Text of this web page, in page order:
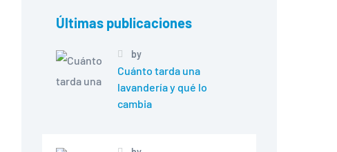
Últimas publicaciones
by
Cuánto tarda una
lavandería y qué lo
cambia